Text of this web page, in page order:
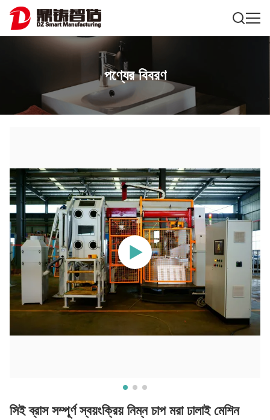
পণ্যের বিবরণ
সিই ব্রাস সম্পূর্ণ স্বয়ংক্রিয় নিম্ন চাপ মরা ঢালাই মেশিন